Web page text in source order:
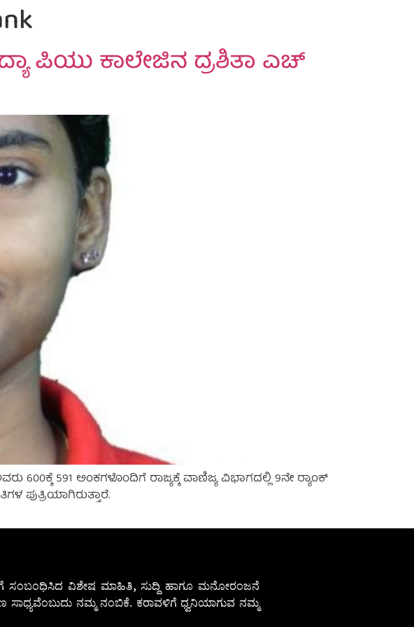
ಪಿಯು ಕಾಲೇಜಿನ ದ್ರಶಿತಾ ಎಚ್
591 ಅಂಕಗಳೊಂದಿಗೆ ರಾಜ್ಯಕ್ಕೆ ವಾಣಿಜ್ಯ ವಿಭಾಗದಲ್ಲಿ 9ನೇ ರ‍್ಯಾಂಕ್
ಪುತ್ರಿಯಾಗಿರುತ್ತಾರೆ.
ಸಂಬಂಧಿಸಿದ ವಿಶೇಷ ಮಾಹಿತಿ, ಸುದ್ದಿ ಹಾಗೂ ಮನೋರಂಜನೆ
ನಮ್ಮ ನಂಬಿಕೆ. ಕರಾವಳಿಗೆ ಧ್ವನಿಯಾಗುವ ನಮ್ಮ